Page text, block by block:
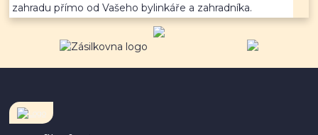
zahradu přímo od Vašeho bylinkáře a zahradníka.